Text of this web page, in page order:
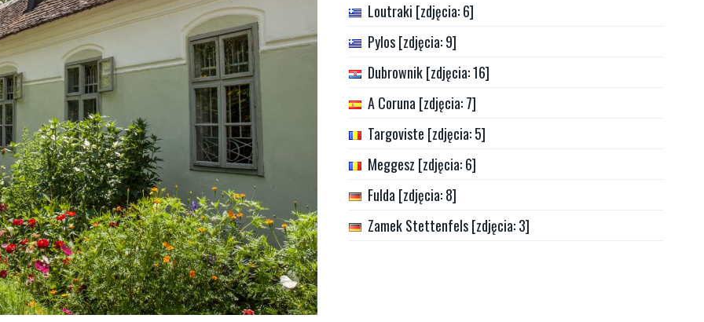
Loutraki [zdjęcia: 6]
Pylos [zdjęcia: 9]
Dubrownik [zdjęcia: 16]
A Coruna [zdjęcia: 7]
Targoviste [zdjęcia: 5]
Meggesz [zdjęcia: 6]
Fulda [zdjęcia: 8]
Zamek Stettenfels [zdjęcia: 3]